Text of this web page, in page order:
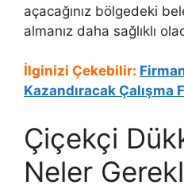
açacağınız bölgedeki
almanız daha sağlıklı
İlginizi Çekebilir:
Kazandıracak Çalışma
Çiçekçi
Neler